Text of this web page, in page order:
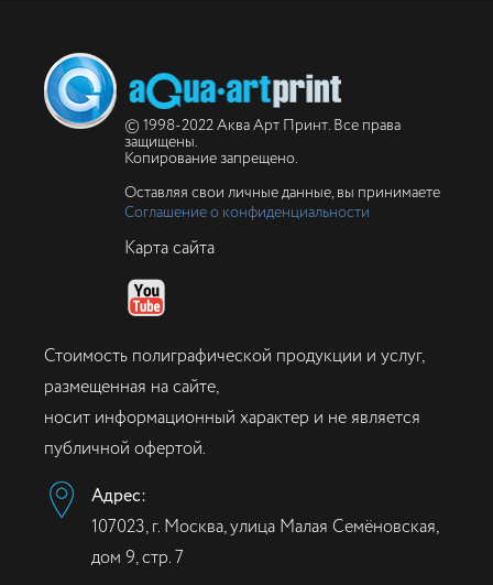
© 1998-2022 Аква Арт Принт. Все права
защищены.
Копирование запрещено.
Оставляя свои личные данные, вы принимаете
Соглашение о конфиденциальности
Карта сайта
Стоимость полиграфической продукции и услуг,
размещенная на сайте,
носит информационный характер и не является
публичной офертой.
Адрес:
107023, г. Москва, улица Малая Семёновская,
дом 9, стр. 7